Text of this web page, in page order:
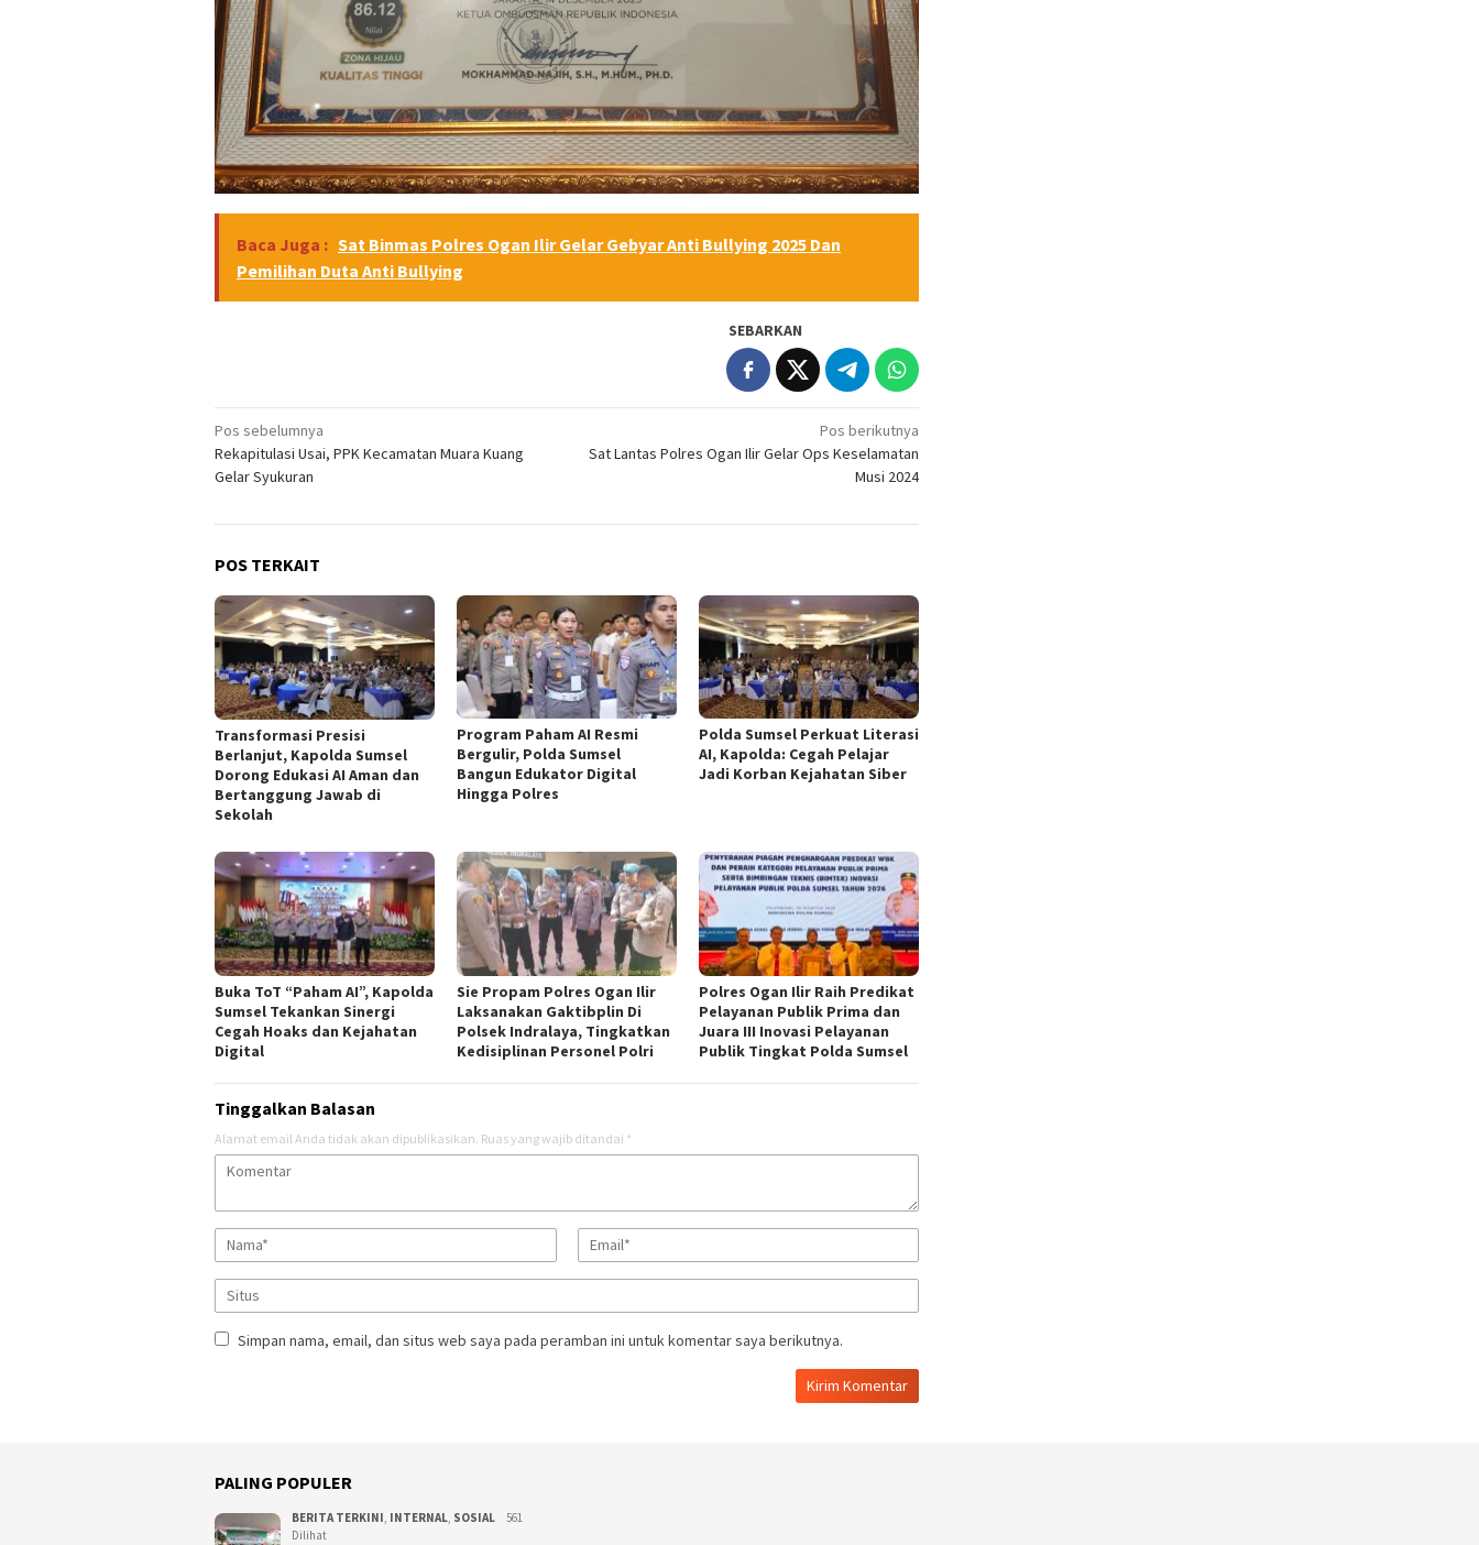
Baca Juga : Sat Binmas Polres Ogan Ilir Gelar Gebyar Anti Bullying 2025 Dan
Pemilihan Duta Anti Bullying
SEBARKAN
Navigasi
pos
Pos sebelumnya
Rekapitulasi Usai, PPK Kecamatan Muara Kuang
Gelar Syukuran
Pos berikutnya
Sat Lantas Polres Ogan Ilir Gelar Ops Keselamatan
Musi 2024
POS TERKAIT
Transformasi Presisi
Berlanjut, Kapolda Sumsel
Dorong Edukasi AI Aman dan
Bertanggung Jawab di
Sekolah
Program Paham AI Resmi
Bergulir, Polda Sumsel
Bangun Edukator Digital
Hingga Polres
Polda Sumsel Perkuat Literasi
AI, Kapolda: Cegah Pelajar
Jadi Korban Kejahatan Siber
Buka ToT “Paham AI”, Kapolda
Sumsel Tekankan Sinergi
Cegah Hoaks dan Kejahatan
Digital
Sie Propam Polres Ogan Ilir
Laksanakan Gaktibplin Di
Polsek Indralaya, Tingkatkan
Kedisiplinan Personel Polri
Polres Ogan Ilir Raih Predikat
Pelayanan Publik Prima dan
Juara III Inovasi Pelayanan
Publik Tingkat Polda Sumsel
Tinggalkan Balasan
Alamat email Anda tidak akan dipublikasikan. Ruas yang wajib ditandai *
Simpan nama, email, dan situs web saya pada peramban ini untuk komentar saya berikutnya.
PALING POPULER
BERITA TERKINI INTERNAL SOSIAL
561
Dilihat